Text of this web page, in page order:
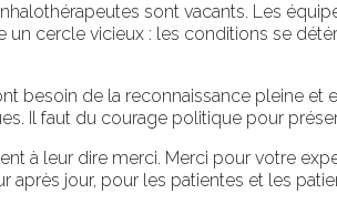
sont vacants. Les
un cercle vicieux : les conditions se
besoin de la reconnaissance pleine et
Il faut du courage politique pour
à leur dire merci. Merci pour votre
après jour, pour les patientes et les